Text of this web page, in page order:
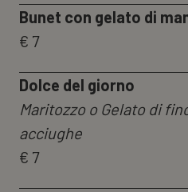
Bunet con gelato di
€ 7
Dolce del giorno
Maritozzo o Gelato di
acciughe
€ 7